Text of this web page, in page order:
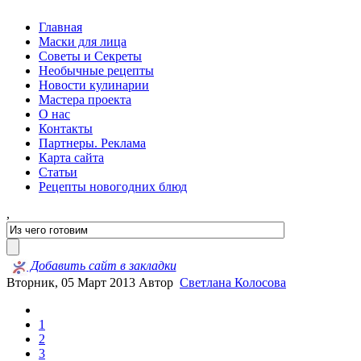
Главная
Маски для лица
Советы и Секреты
Необычные рецепты
Новости кулинарии
Мастера проекта
О нас
Контакты
Партнеры. Реклама
Карта сайта
Статьи
Рецепты новогодних блюд
,
Добавить сайт в закладки
Вторник, 05 Март 2013 Автор Светлана Колосова
1
2
3